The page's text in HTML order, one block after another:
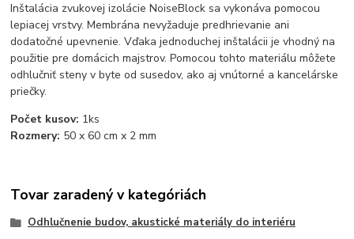
Inštalácia zvukovej izolácie NoiseBlock sa vykonáva pomocou
lepiacej vrstvy. Membrána nevyžaduje predhrievanie ani
dodatočné upevnenie. Vďaka jednoduchej inštalácii je vhodný na
použitie pre domácich majstrov. Pomocou tohto materiálu môžete
odhlučniť steny v byte od susedov, ako aj vnútorné a kancelárske
priečky.
Počet kusov: 1ks
Rozmery: 50 x 60 cm x 2 mm
Tovar zaradený v kategóriách
Odhlučnenie budov, akustické materiály do interiéru